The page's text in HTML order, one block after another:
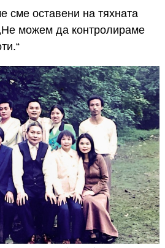
сме оставени на тяхната
можем да контролираме